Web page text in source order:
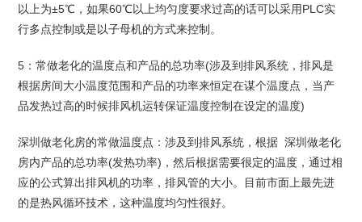
以上为±5℃，如果60℃以上均匀度要求过高的话可以采用PLC实
行多点控制或是以子母机的方式来控制。
5：常做老化的温度点和产品的总功率(涉及到排风系统，排风是
根据房间大小温度范围和产品的功率来恒定在谋个温度点，当产
品发热过高的时候排风机运转保证温度控制在设定的温度)
深圳做老化房的常做温度点：涉及到排风系统，根据 深圳做老化
房内产品的总功率(发热功率)，然后根据需要很定的温度，通过相
应的公式算出排风机的功率，排风管的大小。目前市面上最先进
的是热风循环技术，这种温度均匀性很好。